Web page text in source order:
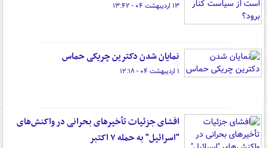
۱۳ اردیبهشت ۰۴ - ۱۳:۴۲
نمایان شدن دکترین چریکی حماس
۱ اردیبهشت ۰۴ - ۱۲:۱۸
افشای جزئیات تأخیرهای بحرانی در واکنش‌های
"اسرائیل" به حمله ۷ اکتبر